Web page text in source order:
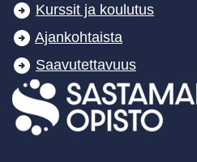
Kurssit ja koulutus
Ajankohtaista
Saavutettavuus